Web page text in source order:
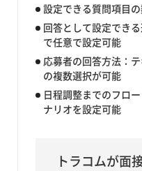
設定できる質問項目
回答として設定でき
で任意で設定可能
応募者の回答方法：
の複数選択が可能
日程調整までのフロ
ナリオを設定可能
トラコムが面